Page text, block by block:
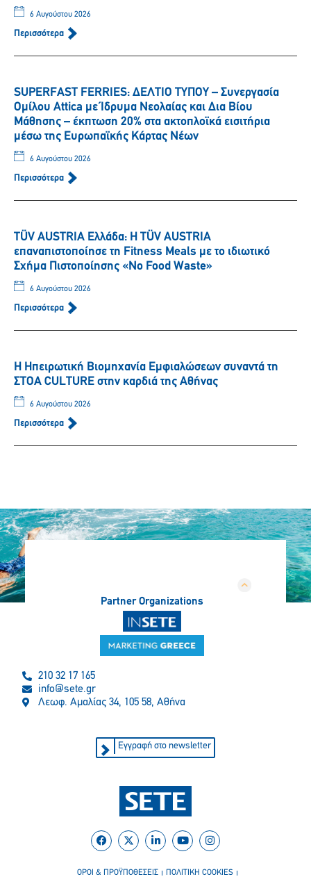
6 Αυγούστου 2026
Περισσότερα
SUPERFAST FERRIES: ΔΕΛΤΙΟ ΤΥΠΟΥ – Συνεργασία
Ομίλου Attica με Ίδρυμα Νεολαίας και Δια Βίου
Μάθησης – έκπτωση 20% στα ακτοπλοϊκά εισιτήρια
μέσω της Ευρωπαϊκής Κάρτας Νέων
6 Αυγούστου 2026
Περισσότερα
TÜV AUSTRIA Ελλάδα: Η TÜV AUSTRIA
επαναπιστοποίησε τη Fitness Meals με το ιδιωτικό
Σχήμα Πιστοποίησης «No Food Waste»
6 Αυγούστου 2026
Περισσότερα
Η Ηπειρωτική Βιομηχανία Εμφιαλώσεων συναντά τη
ΣΤΟΑ CULTURE στην καρδιά της Αθήνας
6 Αυγούστου 2026
Περισσότερα
Partner Organizations
210 32 17 165
info@sete.gr
Λεωφ. Αμαλίας 34, 105 58, Αθήνα
Εγγραφή στο newsletter
ΟΡΟΙ & ΠΡΟΫΠΟΘΕΣΕΙΣ ΠΟΛΙΤΙΚΗ COOKIES